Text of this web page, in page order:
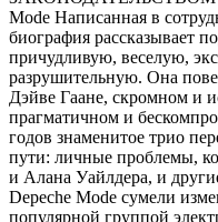
Mode Написанная в
биография рассказывает
причудливую, веселую,
разрушительную. Она
Дэйве Гаане, скромном и
прагматичном и
годов знаменитое трио
пути: личные проблемы,
и Алана Уайлдера, и
Depeche Mode сумели
популярной группой